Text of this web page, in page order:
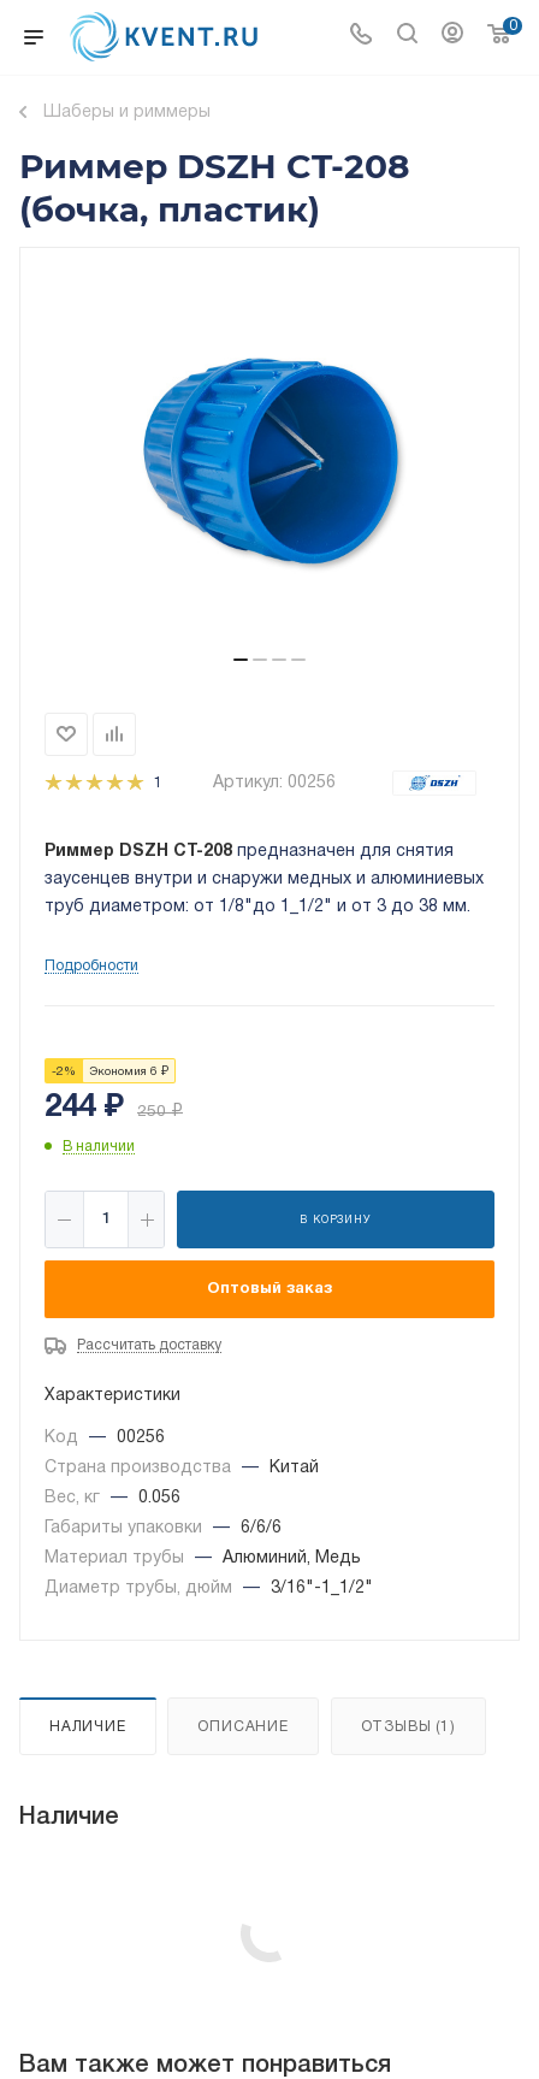
0
Шаберы и риммеры
Риммер DSZH CT-208
(бочка, пластик)
1 Артикул: 00256
Риммер DSZH CT-208 предназначен для снятия
заусенцев внутри и снаружи медных и алюминиевых
труб диаметром: от 1/8"до 1_1/2" и от 3 до 38 мм.
Подробности
-2 % Экономия 6 ₽
244₽ 250₽
В наличии
В КОРЗИНУ
Оптовый заказ
Рассчитать доставку
Характеристики
Код —
00256
Страна производства
—
Китай
Вес, кг
—
0.056
Габариты упаковки
—
6/6/6
Материал трубы
—
Алюминий, Медь
Диаметр трубы, дюйм
— 3/16"-1_1/2"
НАЛИЧИЕ ОПИСАНИЕ ОТЗЫВЫ (1)
Наличие
Вам также может понравиться